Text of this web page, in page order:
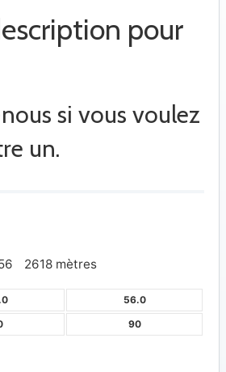
pour
si vous voulez
un.
2618 mètres
56.0
90